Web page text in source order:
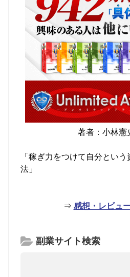
著者：小林憲
「稼ぎ力をつけて自分とい
法」
⇒ 感想・レビュ
副業サイト検索